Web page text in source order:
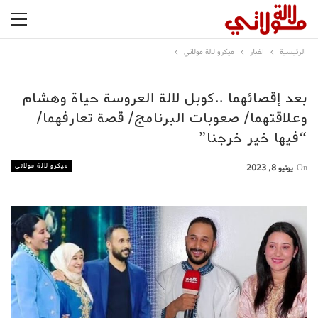
الرئيسية اخبار ميكرو لالة مولاتي
بعد إقصائهما ..كوبل لالة العروسة حياة وهشام
وعلاقتهما/ صعوبات البرنامج/ قصة تعارفهما/
“فيها خير خرجنا”
ميكرو لالة مولاتي On يونيو 8, 2023